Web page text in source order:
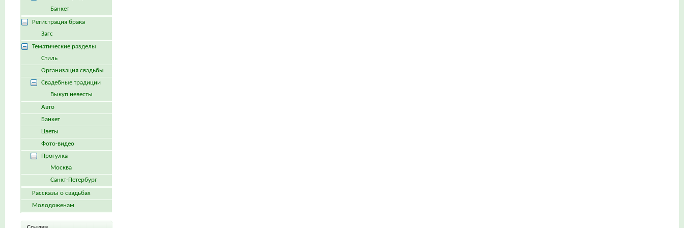
Банкет
Регистрация брака
Загс
Тематические разделы
Стиль
Организация свадьбы
Свадебные традиции
Выкуп невесты
Авто
Банкет
Цветы
Фото-видео
Прогулка
Москва
Санкт-Петербург
Рассказы о свадьбах
Молодоженам